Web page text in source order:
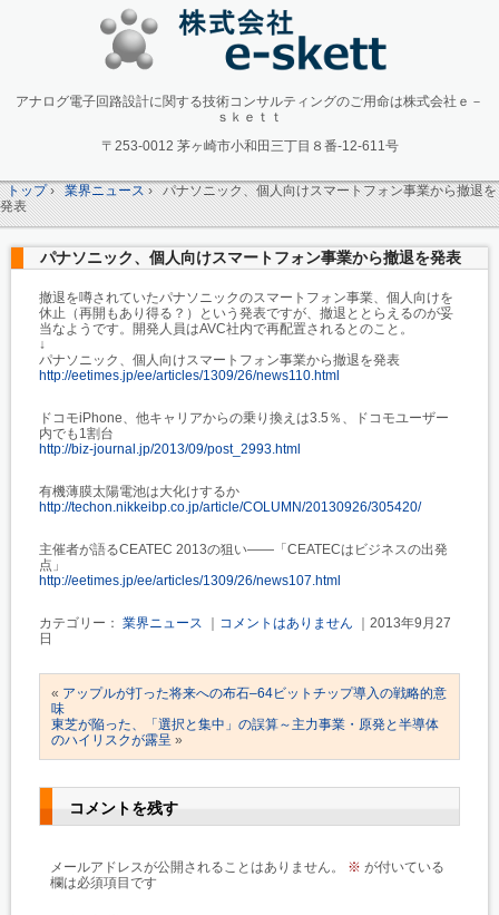
アナログ電子回路設計に関する技術コンサルティングのご用命は株式会社ｅ－
ｓｋｅｔｔ
〒253-0012 茅ヶ崎市小和田三丁目８番-12-611号
トップ› 業界ニュース› パナソニック、個人向けスマートフォン事業から撤退を
発表
パナソニック、個人向けスマートフォン事業から撤退を発表
撤退を噂されていたパナソニックのスマートフォン事業、個人向けを
休止（再開もあり得る？）という発表ですが、撤退ととらえるのが妥
当なようです。開発人員はAVC社内で再配置されるとのこと。
↓
パナソニック、個人向けスマートフォン事業から撤退を発表
http://eetimes.jp/ee/articles/1309/26/news110.html
ドコモiPhone、他キャリアからの乗り換えは3.5％、ドコモユーザー
内でも1割台
http://biz-journal.jp/2013/09/post_2993.html
有機薄膜太陽電池は大化けするか
http://techon.nikkeibp.co.jp/article/COLUMN/20130926/305420/
主催者が語るCEATEC 2013の狙い――「CEATECはビジネスの出発
点」
http://eetimes.jp/ee/articles/1309/26/news107.html
カテゴリー： 業界ニュース コメントはありません ｜2013年9月27
日
« アップルが打った将来への布石–64ビットチップ導入の戦略的意
味
東芝が陥った、「選択と集中」の誤算～主力事業・原発と半導体
のハイリスクが露呈 »
コメントを残す
メールアドレスが公開されることはありません。 ※ が付いている
欄は必須項目です